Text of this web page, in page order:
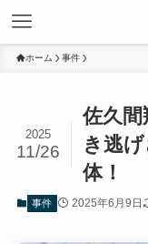
ホーム 事件
佐久
き逃
体！
2025
11/26
事件 2025年6月9日